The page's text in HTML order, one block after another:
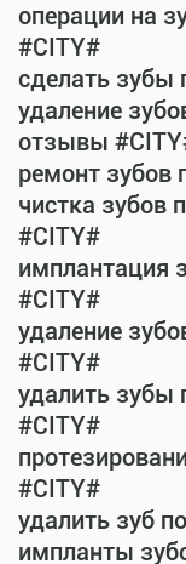
операции на
#CITY#
сделать
удаление
отзывы
ремонт зубов
чистка зубов
#CITY#
имплантация
#CITY#
удаление
#CITY#
удалить зубы
#CITY#
#CITY#
удалить зуб
импланты